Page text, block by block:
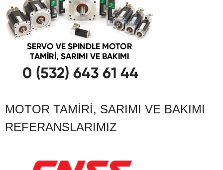
MOTOR TAMIRI, SARIMI VE BAKIMI
REFERANSLARIMIZ